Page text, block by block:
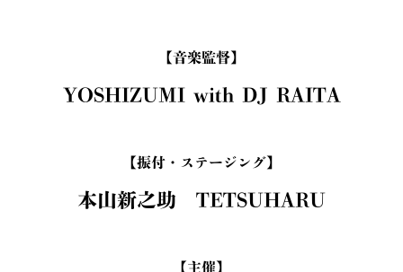
【音楽監督】
YOSHIZUMI with DJ RAITA
【振付・ステージング】
本山新之助 TETSUHARU
【主催】